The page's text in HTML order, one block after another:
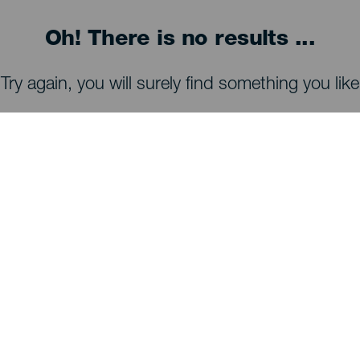
Oh! There is no results ...
Try again, you will surely find something you like